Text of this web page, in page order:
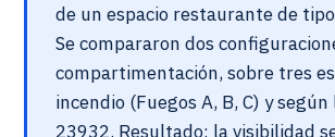
de un espacio restaurante de
Se compararon dos
compartimentación, sobre tres
incendio (Fuegos A, B, C) y según
23932. Resultado: la visibilidad